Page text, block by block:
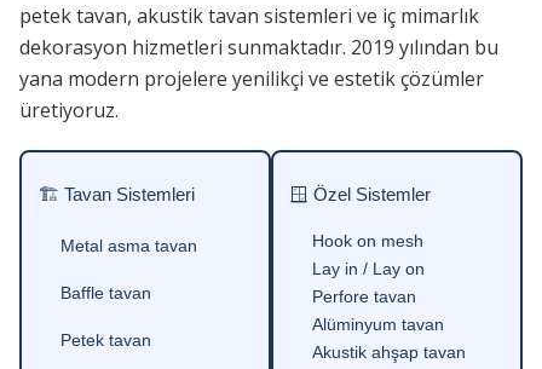
petek tavan, akustik tavan sistemleri ve iç mimarlık
dekorasyon hizmetleri sunmaktadır. 2019 yılından bu
yana modern projelere yenilikçi ve estetik çözümler
üretiyoruz.
🏗 Tavan Sistemleri
Metal asma tavan
Baffle tavan
Petek tavan
🪟 Özel Sistemler
Hook on mesh
Lay in / Lay on
Perfore tavan
Alüminyum tavan
Akustik ahşap tavan